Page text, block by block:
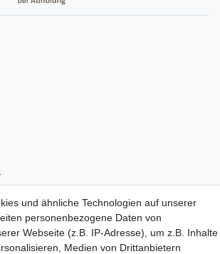
und ähnliche Technologien auf unserer
personenbezogene Daten von
Webseite (z.B. IP-Adresse), um z.B. Inhalte
Medien von Drittanbietern